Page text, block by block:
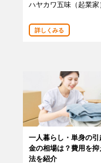
ハヤカワ五味（起業家
詳しくみる
一人暮らし・単身の引
金の相場は？費用を抑
法を紹介